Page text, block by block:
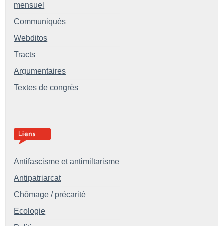
mensuel
Communiqués
Webditos
Tracts
Argumentaires
Textes de congrès
Antifascisme et antimiltarisme
Antipatriarcat
Chômage / précarité
Ecologie